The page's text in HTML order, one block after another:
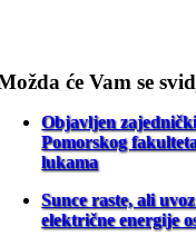
će Vam se
Objavljen
Pomorskog
lukama
Sunce raste, ali
električne energije